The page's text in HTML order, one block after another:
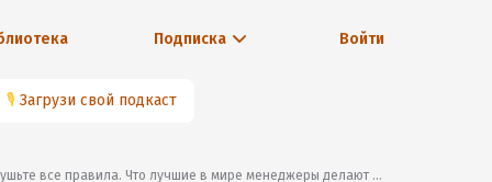
Подписка Войти
🎙 Загрузи свой подкаст
правила. Что лучшие в мире менеджеры делают по-другому»